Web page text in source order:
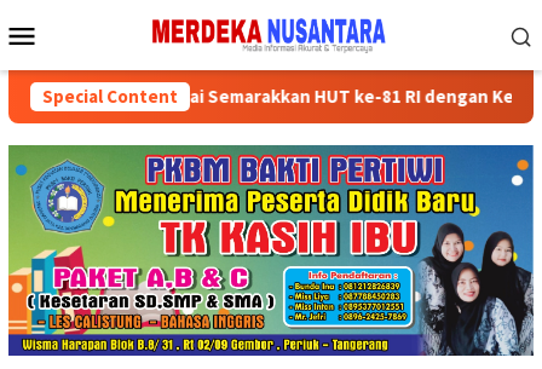
to
Menu
Special Content
Kader Partai Semarakkan HUT ke-81 RI dengan Kegiatan